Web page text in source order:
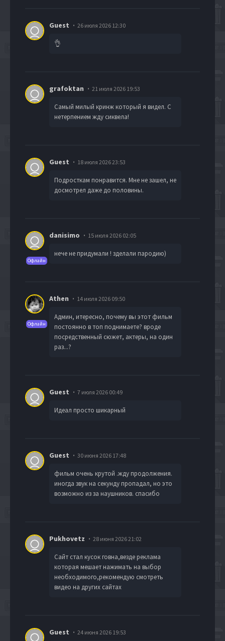
Guest 26 июля 2026 12:30
👌
grafoktan 21 июля 2026 19:53
Самый милый кринж который я видел. С
нетерпением жду сиквела!
Guest 18 июля 2026 23:53
Подросткам понравится. Мне не зашел, не
досмотрел даже до половины.
Офлайн
danisimo 15 июля 2026 02:05
нече не придумали ! зделали пародию)
Офлайн
Athen 14 июля 2026 09:50
Админ, итересно, почему вы этот фильм
постоянно в топ поднимаете? вроде
посредственный сюжет, актеры, на один
раз...?
Guest 7 июля 2026 00:49
Идеал просто шикарный
Guest 30 июня 2026 17:48
фильм очень крутой .жду продолжения.
иногда звук на секунду пропадал, но это
возможно из за наушников. спасибо
Pukhovetz 28 июня 2026 21:02
Сайт стал кусок говна,везде реклама
которая мешает нажимать на выбор
необходимого,рекомендую смотреть
видео на других сайтах
Guest 24 июня 2026 19:53